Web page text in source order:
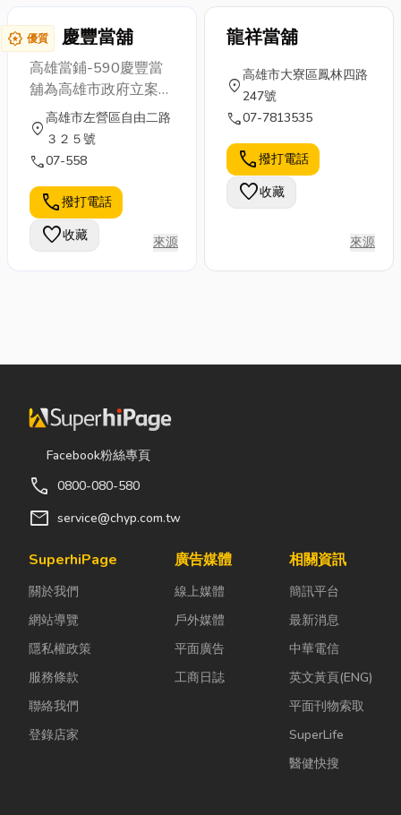
明與手續簡便、放款快
速的融資服務。就算是
小額貸款，也有機會能
改善個人或企業的生
計！
award_star 優質 慶豐當舖
高雄當鋪-590慶豐當
舖為高雄市政府立案合
法高雄當鋪，位於高雄
市左營區當舖提供高雄
當鋪,高雄當舖,當鋪,當
黃金借款,左營當鋪,左
營當舖,手錶借款,鑽石
借款,當舖轉當將利息,
鄉親如有高雄當舖,當
左營機車借款,左營黃
金借款,左營當鋪,左營
當舖,左營手錶借款,左
營鑽石借款,3C筆電借
款,名牌包借款等當舖
需求,找慶豐！把上幫
location_on
高雄市左營區自由二路
３２５號
call07-558
call撥打電話
favorite收藏 來源
龍祥當舖
location_on
高雄市大寮區鳳林四路
247號
call07-7813535
call撥打電話
favorite收藏
來源
Facebook粉絲專頁
call 0800-080-580
mail service@chyp.com.tw
SuperhiPage
關於我們
網站導覽
隱私權政策
服務條款
聯絡我們
登錄店家
廣告媒體
線上媒體
戶外媒體
平面廣告
工商日誌
相關資訊
簡訊平台
最新消息
中華電信
英文黃頁(ENG)
平面刊物索取
SuperLife
醫健快搜